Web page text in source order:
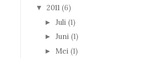
▼ 2011 (6)
► Juli (1)
► Juni (1)
► Mei (1)